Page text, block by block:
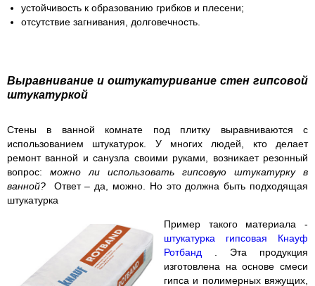
устойчивость к образованию грибков и плесени;
отсутствие загнивания, долговечность.
Выравнивание и оштукатуривание стен гипсовой
штукатуркой
Стены в ванной комнате под плитку выравниваются с
использованием штукатурок. У многих людей, кто делает
ремонт ванной и санузла своими руками, возникает резонный
вопрос: можно ли использовать гипсовую штукатурку в
ванной? Ответ – да, можно. Но это должна быть подходящая
штукатурка
Пример такого материала -
штукатурка гипсовая Кнауф
Ротбанд . Эта продукция
изготовлена на основе смеси
гипса и полимерных вяжущих,